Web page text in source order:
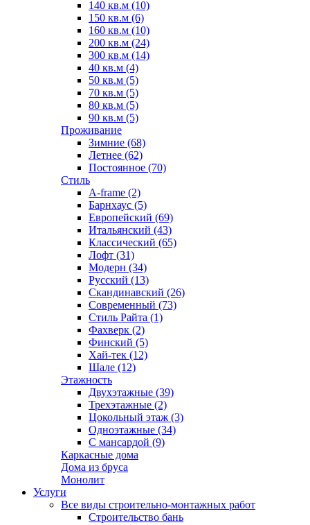
140 кв.м (10)
150 кв.м (6)
160 кв.м (10)
200 кв.м (24)
300 кв.м (14)
40 кв.м (4)
50 кв.м (5)
70 кв.м (5)
80 кв.м (5)
90 кв.м (5)
Проживание
Зимние (68)
Летнее (62)
Постоянное (70)
Стиль
A-frame (2)
Барнхаус (5)
Европейский (69)
Итальянский (43)
Классический (65)
Лофт (31)
Модерн (34)
Русский (13)
Скандинавский (26)
Современный (73)
Стиль Райта (1)
Фахверк (2)
Финский (5)
Хай-тек (12)
Шале (12)
Этажность
Двухэтажные (39)
Трехэтажные (2)
Цокольный этаж (3)
Одноэтажные (34)
С мансардой (9)
Каркасные дома
Дома из бруса
Монолит
Услуги
Все виды строительно-монтажных работ
Строительство бань